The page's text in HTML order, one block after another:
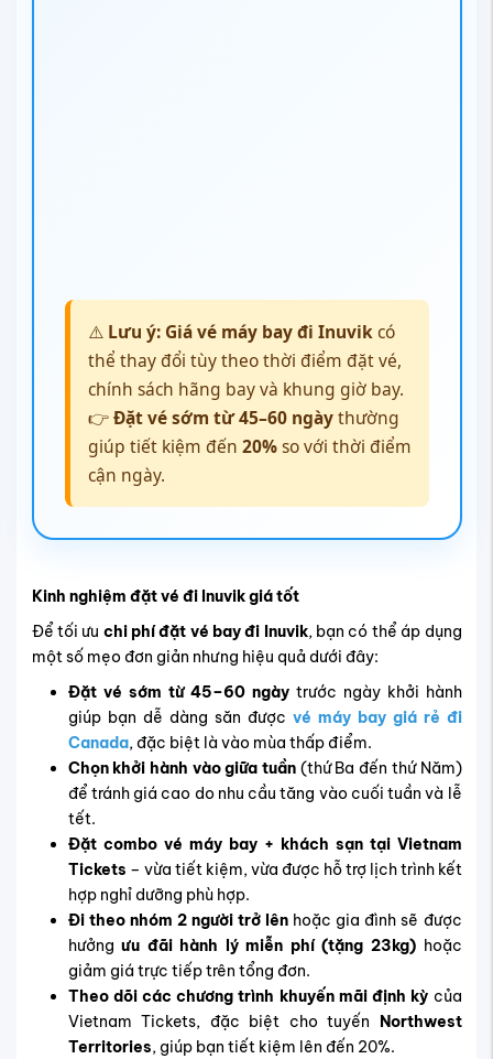
⚠️ Lưu ý: Giá vé máy bay đi Inuvikcó
thể thay đổi tùy theo thời điểm đặt vé,
chính sách hãng bay và khung giờ bay.
👉Đặt vé sớm từ 45–60 ngàythường
giúp tiết kiệm đến 20%so với thời điểm
cận ngày.
Kinh nghiệm đặt vé đi Inuvik giá tốt
Để tối ưu chi phí đặt vé bay đi Inuvik, bạn có thể áp dụng
một số mẹo đơn giản nhưng hiệu quả dưới đây:
Đặt vé sớm từ 45–60 ngàytrước ngày khởi hành
giúp bạn dễ dàng săn được vé máy bay giá rẻ đi
Canada, đặc biệt là vào mùa thấp điểm.
Chọn khởi hành vào giữa tuần (thứ Ba đến thứ Năm)
để tránh giá cao do nhu cầu tăng vào cuối tuần và lễ
tết.
Đặt combo vé máy bay + khách sạn tại Vietnam
Tickets – vừa tiết kiệm, vừa được hỗ trợ lịch trình kết
hợp nghỉ dưỡng phù hợp.
Đi theo nhóm 2 người trở lên hoặc gia đình sẽ được
hưởngưu đãi hành lý miễn phí (tặng 23kg)hoặc
giảm giá trực tiếp trên tổng đơn.
Theo dõi các chương trình khuyến mãi định kỳ của
Vietnam Tickets, đặc biệt cho tuyến Northwest
Territories, giúp bạn tiết kiệm lên đến 20%.